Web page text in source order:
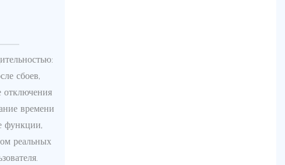
сбоев,
отключения
времени
функции,
реальных